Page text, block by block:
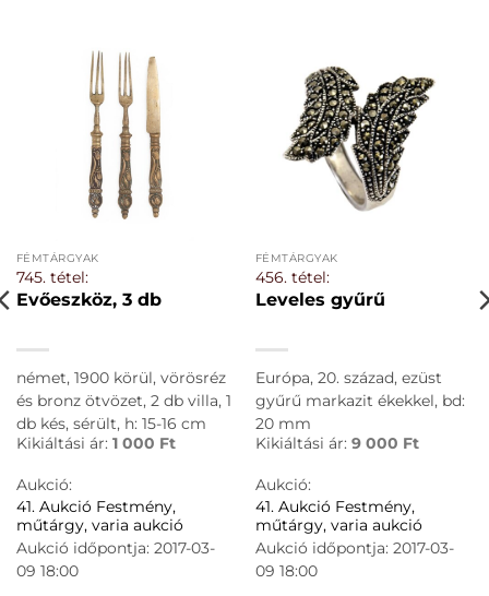
FÉMTÁRGYAK
745. tétel:
Evőeszköz, 3 db
német, 1900 körül, vörösréz
és bronz ötvözet, 2 db villa, 1
db kés, sérült, h: 15-16 cm
Kikiáltási ár: 1 000 Ft
Aukció:
41. Aukció Festmény,
műtárgy, varia aukció
Aukció időpontja: 2017-03-
09 18:00
FÉMTÁRGYAK
456. tétel:
Leveles gyűrű
Európa, 20. század, ezüst
gyűrű markazit ékekkel, bd:
20 mm
Kikiáltási ár: 9 000 Ft
Aukció:
41. Aukció Festmény,
műtárgy, varia aukció
Aukció időpontja: 2017-03-
09 18:00